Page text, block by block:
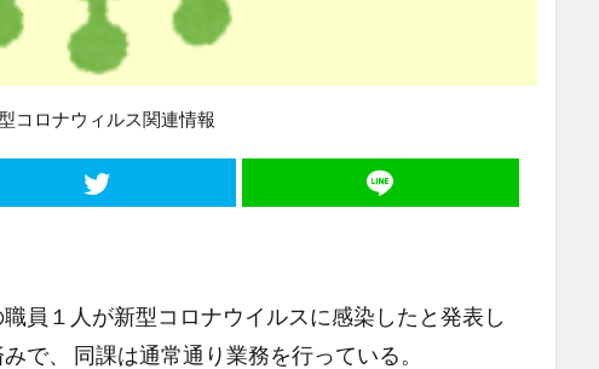
コロナウィルス関連情報
員１人が新型コロナウイルスに感染したと発表し
で、 同課は通常通り業務を行っている。